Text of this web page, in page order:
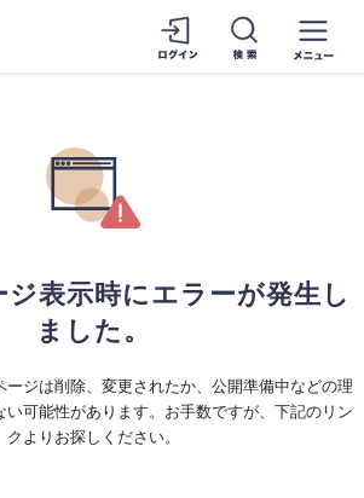
表示時にエラーが発生し
ました。
ージは削除、変更されたか、公開準備中などの理
い可能性があります。お手数ですが、下記のリン
クよりお探しください。